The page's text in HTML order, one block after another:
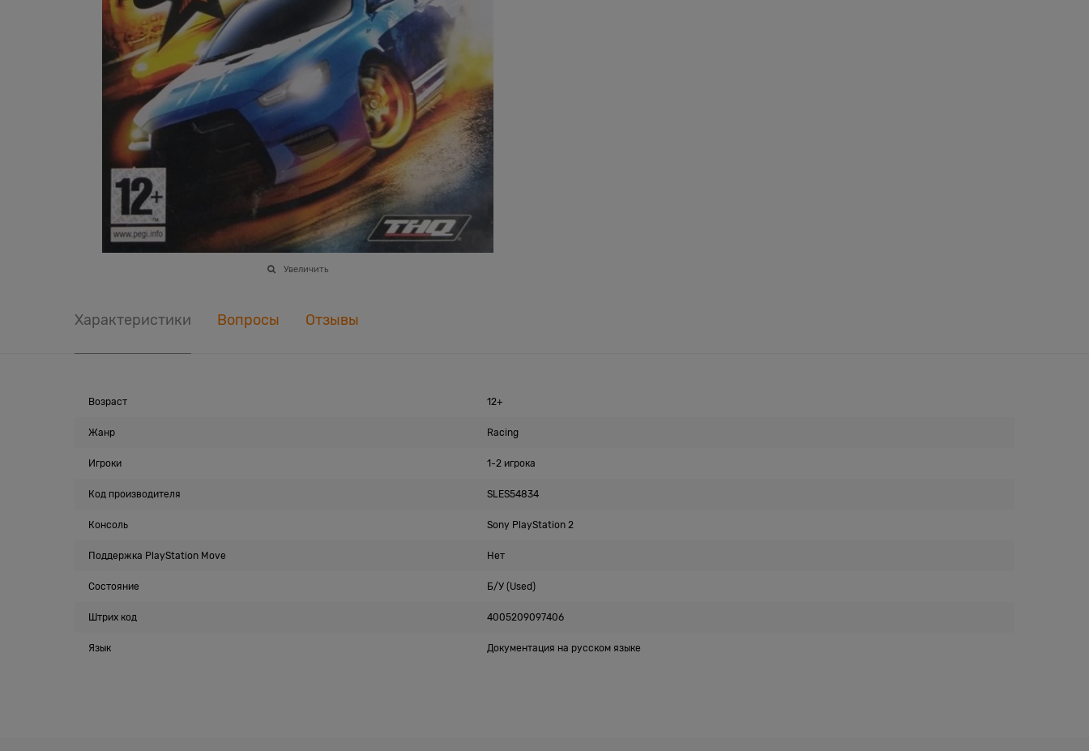
Увеличить
Характеристики Вопросы Отзывы
Возраст 12+
Жанр Racing
Игроки 1-2 игрока
Код производителя SLES54834
Консоль Sony PlayStation 2
Поддержка PlayStation Move Нет
Состояние Б/У (Used)
Штрих код 4005209097406
Язык Документация на русском языке